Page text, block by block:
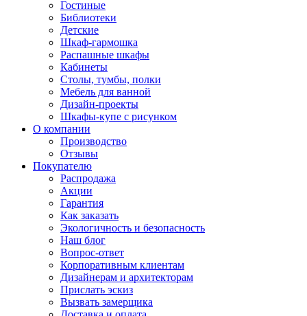
Гостиные
Библиотеки
Детские
Шкаф-гармошка
Распашные шкафы
Кабинеты
Столы, тумбы, полки
Мебель для ванной
Дизайн-проекты
Шкафы-купе с рисунком
О компании
Производство
Отзывы
Покупателю
Распродажа
Акции
Гарантия
Как заказать
Экологичность и безопасность
Наш блог
Вопрос-ответ
Корпоративным клиентам
Дизайнерам и архитекторам
Прислать эскиз
Вызвать замерщика